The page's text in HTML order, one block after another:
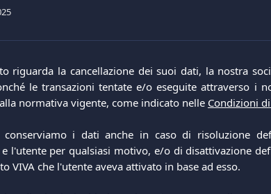
riguarda la cancellazione dei suoi dati, la nostra
le transazioni tentate e/o eseguite attraverso i
normativa vigente, come indicato nelle Condizioni
conserviamo i dati anche in caso di risoluzione
e l'utente per qualsiasi motivo, e/o di disattivazione
VIVA che l'utente aveva attivato in base ad esso.